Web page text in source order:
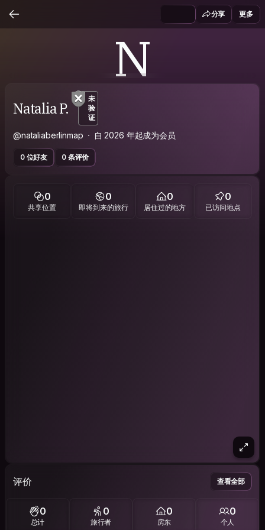
分享 更多
N
Natalia P.
未
验
证
@nataliaberlinmap 自 2026 年起成为会员
0 位好友 0 条评价
0
共享位置
0
即将到来的旅行
0
居住过的地方
0
已访问地点
评价 查看全部
0
总计
0
旅行者
0
房东
0
个人